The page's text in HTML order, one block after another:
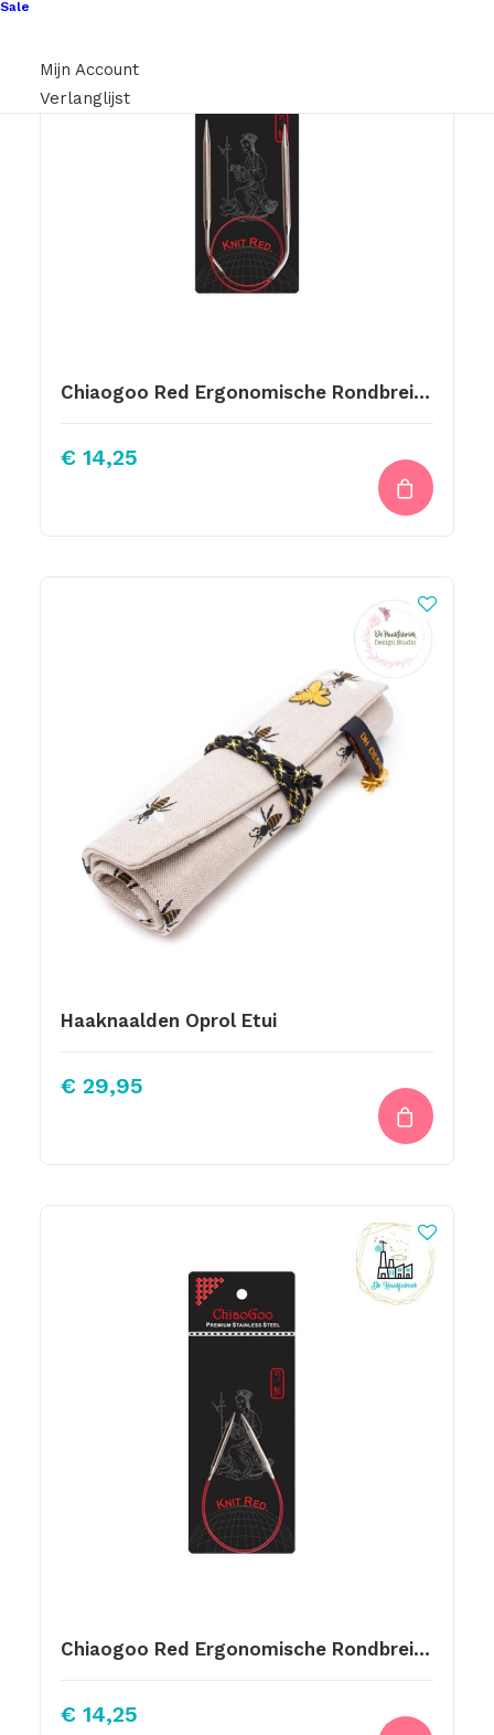
Sale
Mijn Account
Verlanglijst
Chiaogoo Red Ergonomische Rondbreinaalden 40cm 8.00mm
€ 14,25
Haaknaalden Oprol Etui
€ 29,95
Chiaogoo Red Ergonomische Rondbreinaalden 30cm 4.50mm
€ 14,25